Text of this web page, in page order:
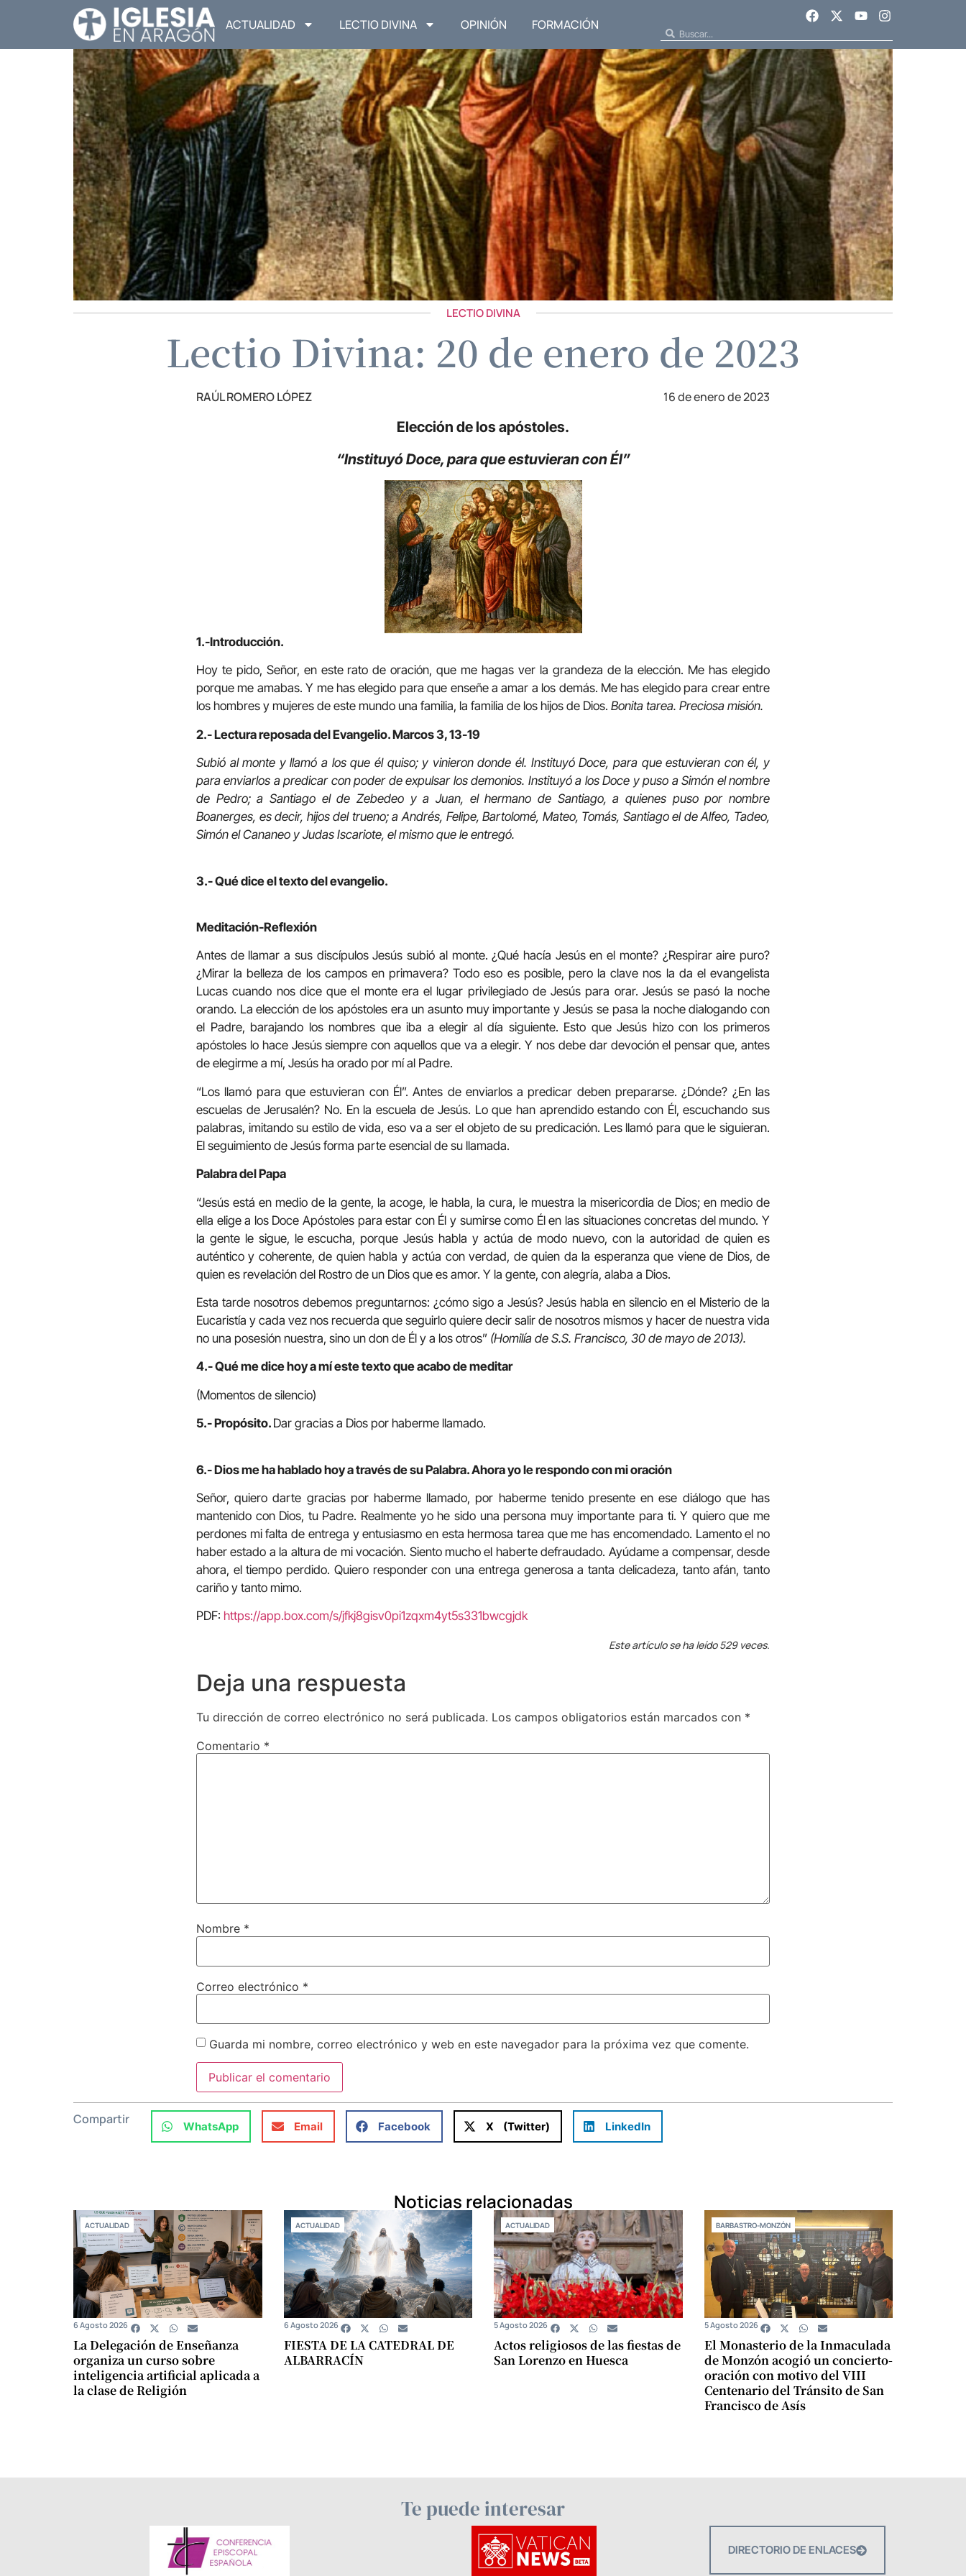
ACTUALIDAD LECTIO DIVINA OPINIÓN FORMACIÓN
LECTIO DIVINA
Lectio Divina: 20 de enero de 2023
RAÚL ROMERO LÓPEZ 16 de enero de 2023
Elección de los apóstoles.
“Instituyó Doce, para que estuvieran con Él”
1.-Introducción.
Hoy te pido, Señor, en este rato de oración, que me hagas ver la grandeza de la elección. Me has elegido
porque me amabas. Y me has elegido para que enseñe a amar a los demás. Me has elegido para crear entre
los hombres y mujeres de este mundo una familia, la familia de los hijos de Dios. Bonita tarea. Preciosa misión.
2.- Lectura reposada del Evangelio. Marcos 3, 13-19
Subió al monte y llamó a los que él quiso; y vinieron donde él. Instituyó Doce, para que estuvieran con él, y
para enviarlos a predicar con poder de expulsar los demonios. Instituyó a los Doce y puso a Simón el nombre
de Pedro; a Santiago el de Zebedeo y a Juan, el hermano de Santiago, a quienes puso por nombre
Boanerges, es decir, hijos del trueno; a Andrés, Felipe, Bartolomé, Mateo, Tomás, Santiago el de Alfeo, Tadeo,
Simón el Cananeo y Judas Iscariote, el mismo que le entregó.
3.- Qué dice el texto del evangelio.
Meditación-Reflexión
Antes de llamar a sus discípulos Jesús subió al monte. ¿Qué hacía Jesús en el monte? ¿Respirar aire puro?
¿Mirar la belleza de los campos en primavera? Todo eso es posible, pero la clave nos la da el evangelista
Lucas cuando nos dice que el monte era el lugar privilegiado de Jesús para orar. Jesús se pasó la noche
orando. La elección de los apóstoles era un asunto muy importante y Jesús se pasa la noche dialogando con
el Padre, barajando los nombres que iba a elegir al día siguiente. Esto que Jesús hizo con los primeros
apóstoles lo hace Jesús siempre con aquellos que va a elegir. Y nos debe dar devoción el pensar que, antes
de elegirme a mí, Jesús ha orado por mí al Padre.
“Los llamó para que estuvieran con Él”. Antes de enviarlos a predicar deben prepararse. ¿Dónde? ¿En las
escuelas de Jerusalén? No. En la escuela de Jesús. Lo que han aprendido estando con Él, escuchando sus
palabras, imitando su estilo de vida, eso va a ser el objeto de su predicación. Les llamó para que le siguieran.
El seguimiento de Jesús forma parte esencial de su llamada.
Palabra del Papa
“Jesús está en medio de la gente, la acoge, le habla, la cura, le muestra la misericordia de Dios; en medio de
ella elige a los Doce Apóstoles para estar con Él y sumirse como Él en las situaciones concretas del mundo. Y
la gente le sigue, le escucha, porque Jesús habla y actúa de modo nuevo, con la autoridad de quien es
auténtico y coherente, de quien habla y actúa con verdad, de quien da la esperanza que viene de Dios, de
quien es revelación del Rostro de un Dios que es amor. Y la gente, con alegría, alaba a Dios.
Esta tarde nosotros debemos preguntarnos: ¿cómo sigo a Jesús? Jesús habla en silencio en el Misterio de la
Eucaristía y cada vez nos recuerda que seguirlo quiere decir salir de nosotros mismos y hacer de nuestra vida
no una posesión nuestra, sino un don de Él y a los otros” (Homilía de S.S. Francisco, 30 de mayo de 2013).
4.- Qué me dice hoy a mí este texto que acabo de meditar
(Momentos de silencio)
5.- Propósito. Dar gracias a Dios por haberme llamado.
6.- Dios me ha hablado hoy a través de su Palabra. Ahora yo le respondo con mi oración
Señor, quiero darte gracias por haberme llamado, por haberme tenido presente en ese diálogo que has
mantenido con Dios, tu Padre. Realmente yo he sido una persona muy importante para ti. Y quiero que me
perdones mi falta de entrega y entusiasmo en esta hermosa tarea que me has encomendado. Lamento el no
haber estado a la altura de mi vocación. Siento mucho el haberte defraudado. Ayúdame a compensar, desde
ahora, el tiempo perdido. Quiero responder con una entrega generosa a tanta delicadeza, tanto afán, tanto
cariño y tanto mimo.
PDF: https://app.box.com/s/jfkj8gisv0pi1zqxm4yt5s331bwcgjdk
Este artículo se ha leído 529 veces.
Deja una respuesta
Tu dirección de correo electrónico no será publicada. Los campos obligatorios están marcados con *
Comentario *
Nombre *
Correo electrónico *
Guarda mi nombre, correo electrónico y web en este navegador para la próxima vez que comente.
Compartir WhatsApp Email Facebook X (Twitter) LinkedIn
Noticias relacionadas
ACTUALIDAD
La Delegación de Enseñanza
organiza un curso sobre
inteligencia artificial aplicada a
la clase de Religión
6 Agosto 2026
ACTUALIDAD
FIESTA DE LA CATEDRAL DE
ALBARRACÍN
6 Agosto 2026
ACTUALIDAD
Actos religiosos de las fiestas de
San Lorenzo en Huesca
5 Agosto 2026
BARBASTRO-MONZÓN
El Monasterio de la Inmaculada
de Monzón acogió un concierto-
oración con motivo del VIII
Centenario del Tránsito de San
Francisco de Asís
5 Agosto 2026
Te puede interesar
DIRECTORIO DE ENLACES